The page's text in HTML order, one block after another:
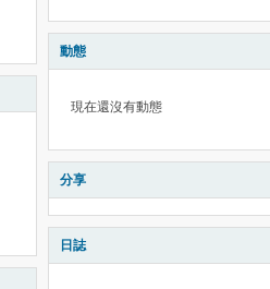
動態
現在還沒有動態
分享
日誌